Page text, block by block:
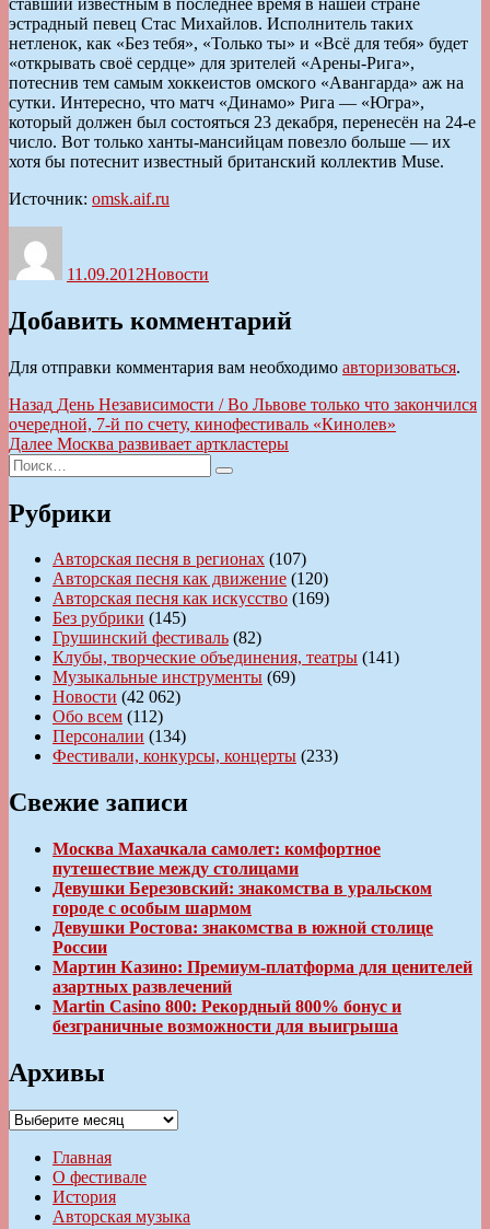
эстрадный певец Стас Михайлов. Исполнитель таких
нетленок, как «Без тебя», «Только ты» и «Всё для тебя» будет
«открывать своё сердце» для зрителей «Арены-Рига»,
потеснив тем самым хоккеистов омского «Авангарда» аж на
сутки. Интересно, что матч «Динамо» Рига — «Югра»,
который должен был состояться 23 декабря, перенесён на 24-е
число. Вот только ханты-мансийцам повезло больше — их
хотя бы потеснит известный британский коллектив Muse.
Источник: omsk.aif.ru
11.09.2012Новости
Добавить комментарий
Для отправки комментария вам необходимо авторизоваться.
Навигация
по
записям
Назад Предыдущая
запись:
День Независимости / Во Львове только что закончился
очередной, 7-й по счету, кинофестиваль «Кинолев»
Далее Следующая
Москва развивает арткластеры
Искать:
Поиск
Рубрики
Авторская песня в регионах (107)
Авторская песня как движение (120)
Авторская песня как искусство (169)
Без рубрики (145)
Грушинский фестиваль (82)
Клубы, творческие объединения, театры (141)
Музыкальные инструменты (69)
Новости (42 062)
Обо всем (112)
Персоналии (134)
Фестивали, конкурсы, концерты (233)
Свежие записи
Москва Махачкала самолет: комфортное
путешествие между столицами
Девушки Березовский: знакомства в уральском
городе с особым шармом
Девушки Ростова: знакомства в южной столице
России
Мартин Казино: Премиум-платформа для ценителей
азартных развлечений
Martin Casino 800: Рекордный 800% бонус и
безграничные возможности для выигрыша
Архивы
Архивы
Главная
О фестивале
История
Авторская музыка